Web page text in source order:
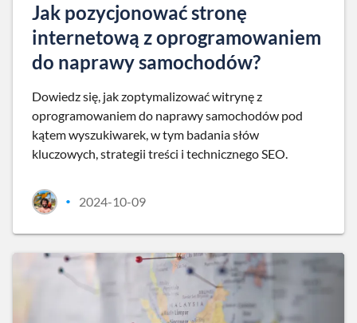
Jak pozycjonować stronę
internetową z oprogramowaniem
do naprawy samochodów?
Dowiedz się, jak zoptymalizować witrynę z
oprogramowaniem do naprawy samochodów pod
kątem wyszukiwarek, w tym badania słów
kluczowych, strategii treści i technicznego SEO.
• 2024-10-09